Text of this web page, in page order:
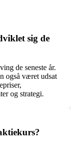
sig de
de seneste år.
også været udsat
og strategi.